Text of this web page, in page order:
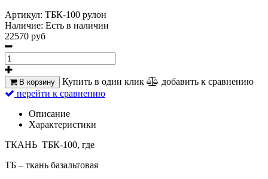
Артикул: ТБК-100 рулон
Наличие: Есть в наличии
22570 руб
В корзину Купить в один клик
добавить к сравнению
перейти к сравнению
Описание
Характеристики
ТКАНЬ ТБК-100, где
ТБ – ткань базальтовая